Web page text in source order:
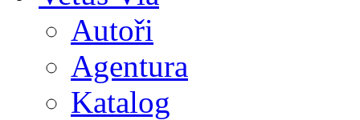
Autoři
Agentura
Katalog